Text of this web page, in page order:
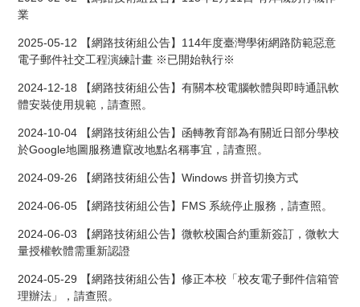
業
2025-05-12
【網路技術組公告】114年度臺灣學術網路防範惡意
電子郵件社交工程演練計畫 ※已開始執行※
2024-12-18
【網路技術組公告】有關本校電腦軟體與即時通訊軟
體安裝使用規範，請查照。
2024-10-04
【網路技術組公告】函轉教育部為有關近日部分學校
於Google地圖服務遭竄改地點名稱事宜，請查照。
2024-09-26 【網路技術組公告】Windows 拼音切換方式
2024-06-05 【網路技術組公告】FMS 系統停止服務，請查照。
2024-06-03
【網路技術組公告】微軟校園合約重新簽訂，微軟大
量授權軟體需重新認證
2024-05-29
【網路技術組公告】修正本校「校友電子郵件信箱管
理辦法」，請查照。